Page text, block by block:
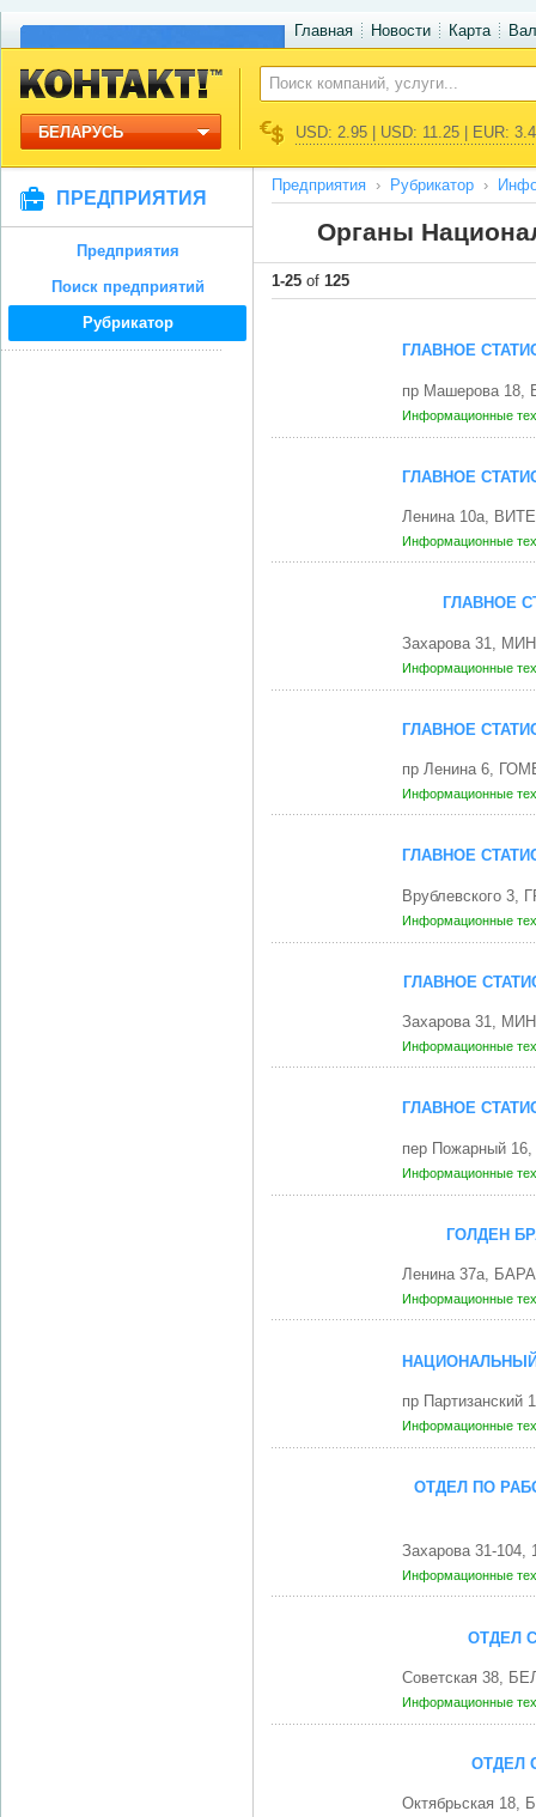
Главная Новости Карта
БЕЛАРУСЬ USD: 2.95 | USD: 11.25 | EUR:
ПРЕДПРИЯТИЯ
Предприятия
Поиск предприятий
Рубрикатор
Предприятия Рубрикатор
Органы
1-25 of 125
ГЛАВНОЕ
пр Машерова 18,
Информационные
ГЛАВНОЕ
Ленина 10а,
Информационные
ГЛАВНОЕ
Захарова 31,
Информационные
ГЛАВНОЕ
пр Ленина 6,
Информационные
ГЛАВНОЕ
Врублевского 3,
Информационные
ГЛАВНОЕ
Захарова 31,
Информационные
ГЛАВНОЕ
пер Пожарный
Информационные
ГОЛДЕН
Ленина 37а,
Информационные
НАЦИОНАЛЬНЫЙ
пр
Информационные
ОТДЕЛ ПО
Захарова 31-
Информационные
ОТДЕЛ
Советская 38,
Информационные
ОТДЕЛ
Октябрьская 18,